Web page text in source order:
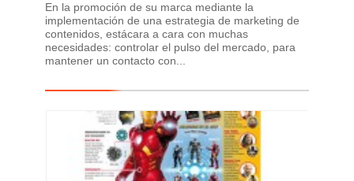
En la promoción de su marca mediante la
implementación de una estrategia de marketing de
contenidos, estácara a cara con muchas
necesidades: controlar el pulso del mercado, para
mantener un contacto con...